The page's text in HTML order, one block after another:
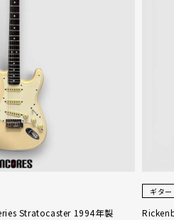
Stratocaster 1994年製
ギター